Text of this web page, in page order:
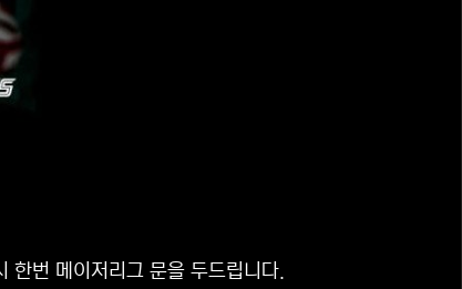
한번 메이저리그 문을 두드립니다.